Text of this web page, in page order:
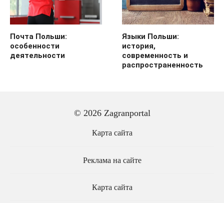
Почта Польши:
особенности
деятельности
Языки Польши:
история,
современность и
распространенность
© 2026 Zagranportal
Карта сайта
Реклама на сайте
Карта сайта